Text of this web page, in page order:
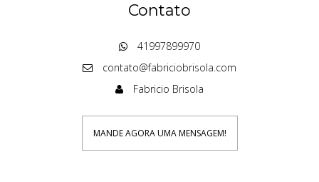
Contato
41997899970
contato@fabriciobrisola.com
Fabricio Brisola
MANDE AGORA UMA MENSAGEM!